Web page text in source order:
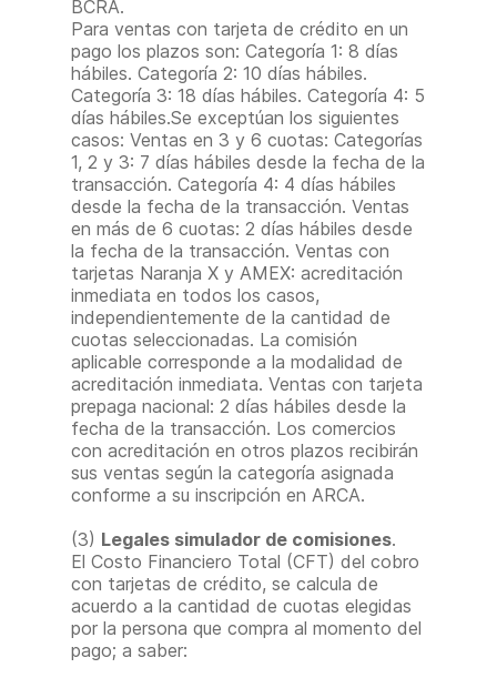
BCRA.
Para ventas con tarjeta de crédito en un
pago los plazos son: Categoría 1: 8 días
hábiles. Categoría 2: 10 días hábiles.
Categoría 3: 18 días hábiles. Categoría 4: 5
días hábiles.Se exceptúan los siguientes
casos: Ventas en 3 y 6 cuotas: Categorías
1, 2 y 3: 7 días hábiles desde la fecha de la
transacción. Categoría 4: 4 días hábiles
desde la fecha de la transacción. Ventas
en más de 6 cuotas: 2 días hábiles desde
la fecha de la transacción. Ventas con
tarjetas Naranja X y AMEX: acreditación
inmediata en todos los casos,
independientemente de la cantidad de
cuotas seleccionadas. La comisión
aplicable corresponde a la modalidad de
acreditación inmediata. Ventas con tarjeta
prepaga nacional: 2 días hábiles desde la
fecha de la transacción. Los comercios
con acreditación en otros plazos recibirán
sus ventas según la categoría asignada
conforme a su inscripción en ARCA.
(3) Legales simulador de comisiones.
El Costo Financiero Total (CFT) del cobro
con tarjetas de crédito, se calcula de
acuerdo a la cantidad de cuotas elegidas
por la persona que compra al momento del
pago; a saber: